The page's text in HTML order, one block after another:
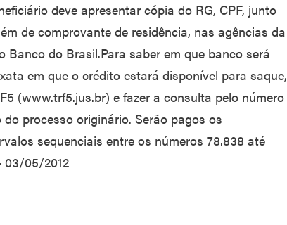
deve apresentar cópia do RG, CPF, junto
de comprovante de residência, nas agências da
Banco do Brasil.Para saber em que banco será
em que o crédito estará disponível para saque,
(www.trf5.jus.br) e fazer a consulta pelo número
processo originário. Serão pagos os
sequenciais entre os números 78.838 até
03/05/2012